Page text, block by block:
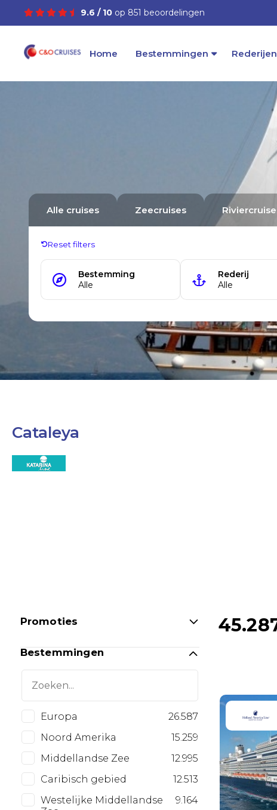
9.6 / 10 op 851 beoordelingen
Home Bestemmingen Rederijen
Cataleya